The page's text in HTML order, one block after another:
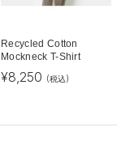
Recycled Cotton
Mockneck T-Shirt
¥8,250 (税込)